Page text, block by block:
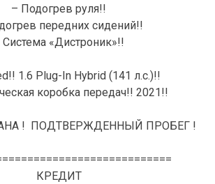
– Подогрев руля!!
передних сидений!!
Система «Дистроник»!!
1.6 Plug-In Hybrid (141 л.с.)!!
коробка передач!! 2021!!
! ПОДТВЕРЖДЕННЫЙ ПРОБЕГ !
КРЕДИТ